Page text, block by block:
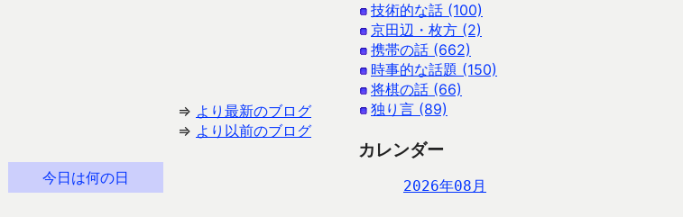
⇒ より最新のブログ
⇒ より以前のブログ
今日は何の日
技術的な話 (100)
京田辺・枚方 (2)
携帯の話 (662)
時事的な話題 (150)
将棋の話 (66)
独り言 (89)
カレンダー
2026年08月